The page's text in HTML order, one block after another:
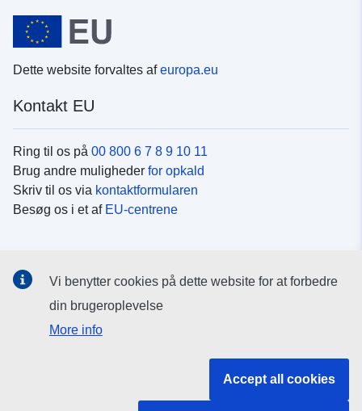
Dette website forvaltes afeuropa.eu
Kontakt EU
Ring til os på 00 800 6 7 8 9 10 11
Brug andre muligheder for opkald
Skriv til os via kontaktformularen
Besøg os i et af EU-centrene
Søg efter EU's sider påsociale medier
EU-institutioner og -organer
Vi benytter cookies på dette website for at forbedre
din brugeroplevelse
More info
Accept all cookies